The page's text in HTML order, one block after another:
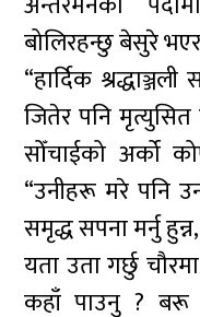
बोलिरहन्छु बेसुरे
“हार्दिक
जितेर पनि
सोँचाईको अर्को
“उनीहरू मरे पनि
समृद्ध सपना मर्नु
यता उता गर्छु
कहाँ पाउनु ? बरू